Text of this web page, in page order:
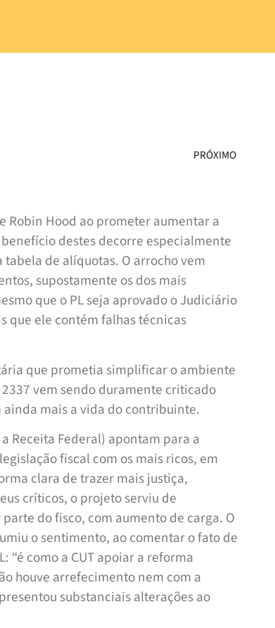
PRÓXIMO
Robin Hood ao prometer aumentar a
destes decorre especialmente
de alíquotas. O arrocho vem
supostamente os dos mais
que o PL seja aprovado o Judiciário
que ele contém falhas técnicas
que prometia simplificar o ambiente
vem sendo duramente criticado
mais a vida do contribuinte.
Receita Federal) apontam para a
fiscal com os mais ricos, em
clara de trazer mais justiça,
críticos, o projeto serviu de
do fisco, com aumento de carga. O
o sentimento, ao comentar o fato de
“é como a CUT apoiar a reforma
houve arrefecimento nem com a
substanciais alterações ao